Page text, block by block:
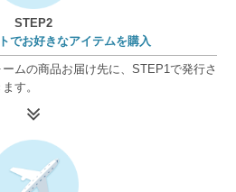
STEP2
でお好きなアイテムを購入
ムの商品お届け先に、STEP1で発行さ
す。